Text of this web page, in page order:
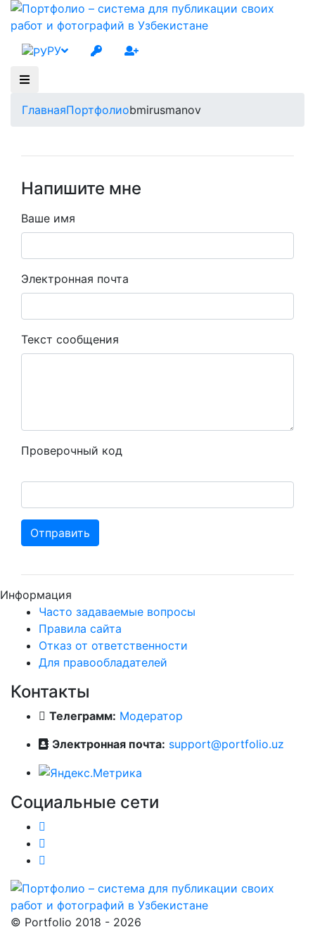
РУ
ГлавнаяПортфолиоbmirusmanov
Напишите мне
Ваше имя
Электронная почта
Текст сообщения
Проверочный код
Отправить
Информация
Часто задаваемые вопросы
Правила сайта
Отказ от ответственности
Для правообладателей
Контакты
Телеграмм: Модератор
Электронная почта: support@portfolio.uz
Социальные сети
© Portfolio 2018 - 2026